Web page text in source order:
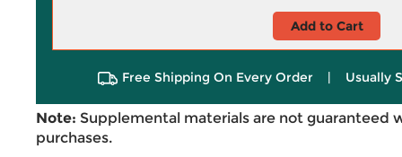
Add to Cart
Free Shipping On Every Order | Usually
Note: Supplemental materials are not guaranteed
purchases.